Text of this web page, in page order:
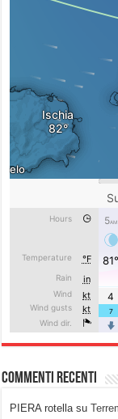
Commenti recenti
PIERA rotella su